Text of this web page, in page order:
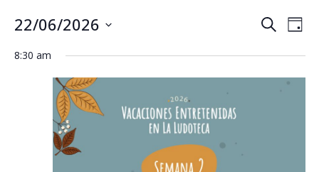
de
Buscar
de
Día
22/06/2026
fecha.
8:30 am